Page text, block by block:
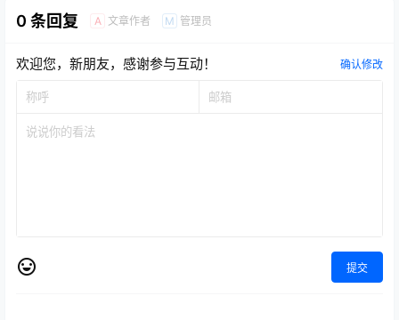
0 条回复 A 文章作者 M 管理员
欢迎您，新朋友，感谢参与互动！ 确认修改
提交